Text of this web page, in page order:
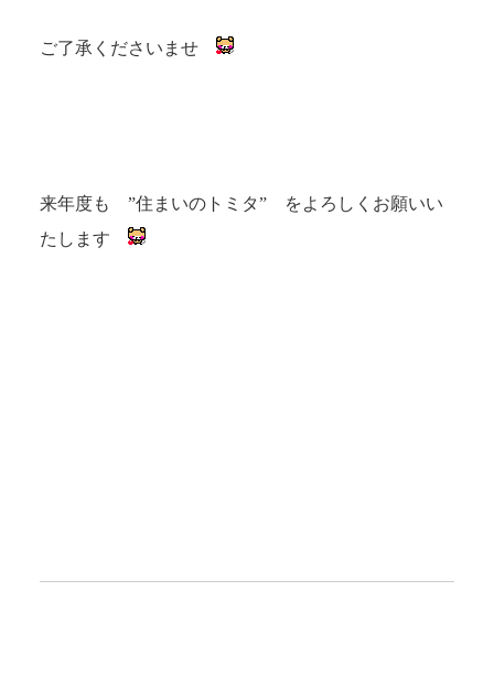
ご了承くださいませ
来年度も ”住まいのトミタ” をよろしくお願いい
たします